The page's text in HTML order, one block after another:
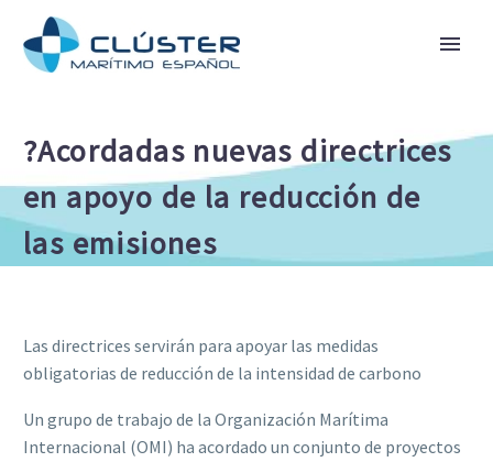
?Acordadas nuevas directrices
en apoyo de la reducción de
las emisiones
Las directrices servirán para apoyar las medidas
obligatorias de reducción de la intensidad de carbono
Un grupo de trabajo de la Organización Marítima
Internacional (OMI) ha acordado un conjunto de proyectos